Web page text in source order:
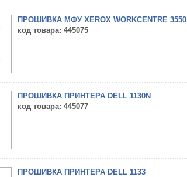
ПРОШИВКА МФУ XEROX WORKCENTRE 3550
код товара: 445075
ПРОШИВКА ПРИНТЕРА DELL 1130N
код товара: 445077
ПРОШИВКА ПРИНТЕРА DELL 1133